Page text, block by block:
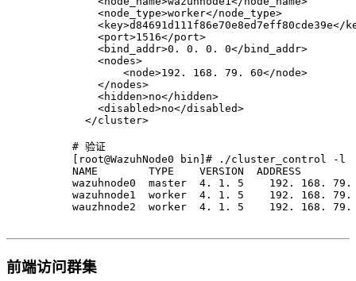
    <node_type>worker</node_type>
<key>d84691d111f86e70e8ed7eff80cde39e</
    <port>1516</port>
    <bind_addr>0. 0. 0. 0</bind_addr>
    <nodes>
        <node>192. 168. 79. 60</node>
    </nodes>
    <hidden>no</hidden>
    <disabled>no</disabled>
  </cluster>
# 验证
[root@WazuhNode0 bin]# ./cluster_control -l
NAME        TYPE    VERSION  ADDRESS
wazuhnode0  master  4. 1. 5    192. 168.
wazuhnode1  worker  4. 1. 5    192. 168.
wauzhnode2  worker  4. 1. 5    192. 168. 79.
前端访问群集